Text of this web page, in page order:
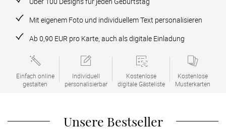
Mit eigenem Foto und individuellem Text personalisieren
Ab 0,90 EUR pro Karte, auch als digitale Einladung
Einfach online
gestalten
Individuell
personalisierbar
Kostenlose
digitale Gästeliste
Kostenlose
Musterkarten
Unsere Bestseller